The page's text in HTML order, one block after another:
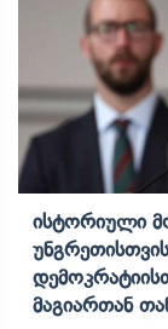
Ისტორიული
Მაგიართან